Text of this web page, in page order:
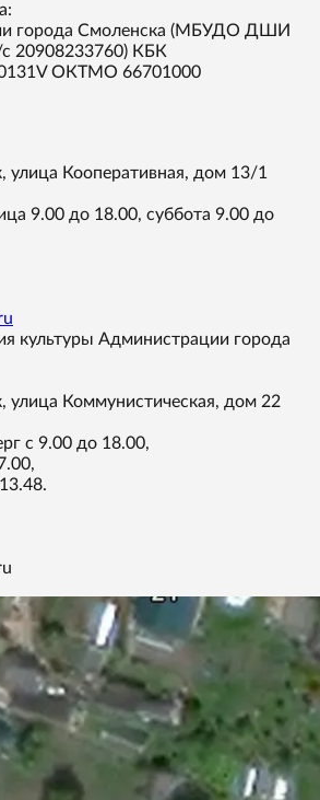
города Смоленска (МБУДО ДШИ
с 20908233760) КБК
ОКТМО 66701000
улица Кооперативная, дом 13/1
9.00 до 18.00, суббота 9.00 до
культуры Администрации города
улица Коммунистическая, дом 22
с 9.00 до 18.00,